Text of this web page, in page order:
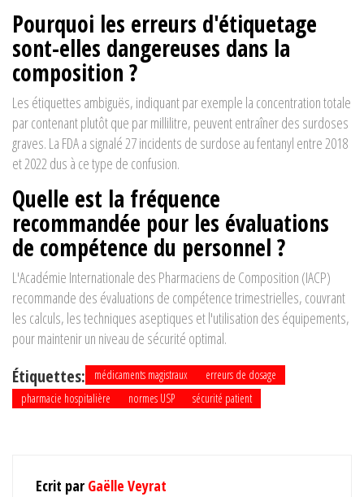
Pourquoi les erreurs d'étiquetage
sont-elles dangereuses dans la
composition ?
Les étiquettes ambiguës, indiquant par exemple la concentration totale
par contenant plutôt que par millilitre, peuvent entraîner des surdoses
graves. La FDA a signalé 27 incidents de surdose au fentanyl entre 2018
et 2022 dus à ce type de confusion.
Quelle est la fréquence
recommandée pour les évaluations
de compétence du personnel ?
L'Académie Internationale des Pharmaciens de Composition (IACP)
recommande des évaluations de compétence trimestrielles, couvrant
les calculs, les techniques aseptiques et l'utilisation des équipements,
pour maintenir un niveau de sécurité optimal.
Étiquettes: médicaments magistraux
erreurs de dosage
pharmacie hospitalière
normes USP sécurité patient
Ecrit par Gaëlle Veyrat